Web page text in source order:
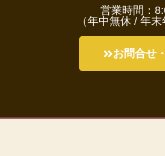
営業時間：
（年中無休 / 年末
お問合せ